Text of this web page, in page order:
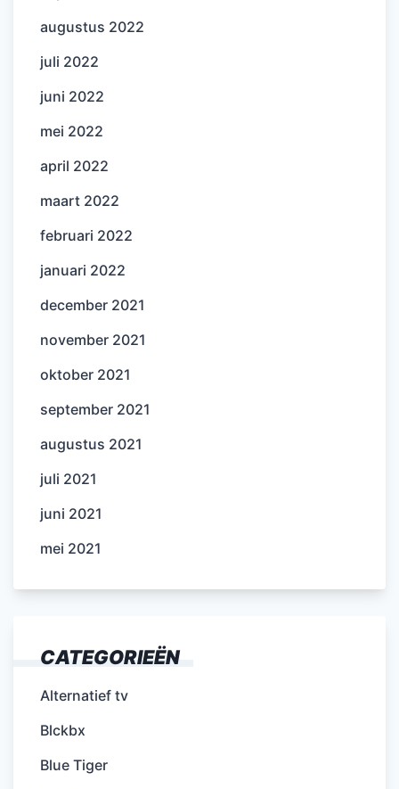
augustus 2022
juli 2022
juni 2022
mei 2022
april 2022
maart 2022
februari 2022
januari 2022
december 2021
november 2021
oktober 2021
september 2021
augustus 2021
juli 2021
juni 2021
mei 2021
CATEGORIEËN
Alternatief tv
Blckbx
Blue Tiger